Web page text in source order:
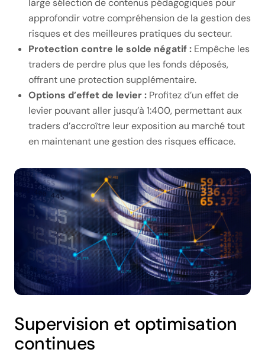
large sélection de contenus pédagogiques pour
approfondir votre compréhension de la gestion des
risques et des meilleures pratiques du secteur.
Protection contre le solde négatif : Empêche les
traders de perdre plus que les fonds déposés,
offrant une protection supplémentaire.
Options d’effet de levier : Profitez d’un effet de
levier pouvant aller jusqu’à 1:400, permettant aux
traders d’accroître leur exposition au marché tout
en maintenant une gestion des risques efficace.
Supervision et optimisation
continues